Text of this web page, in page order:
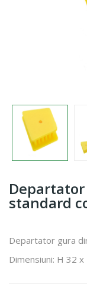
standard
Departator gura
Dimensiuni: H 32 x